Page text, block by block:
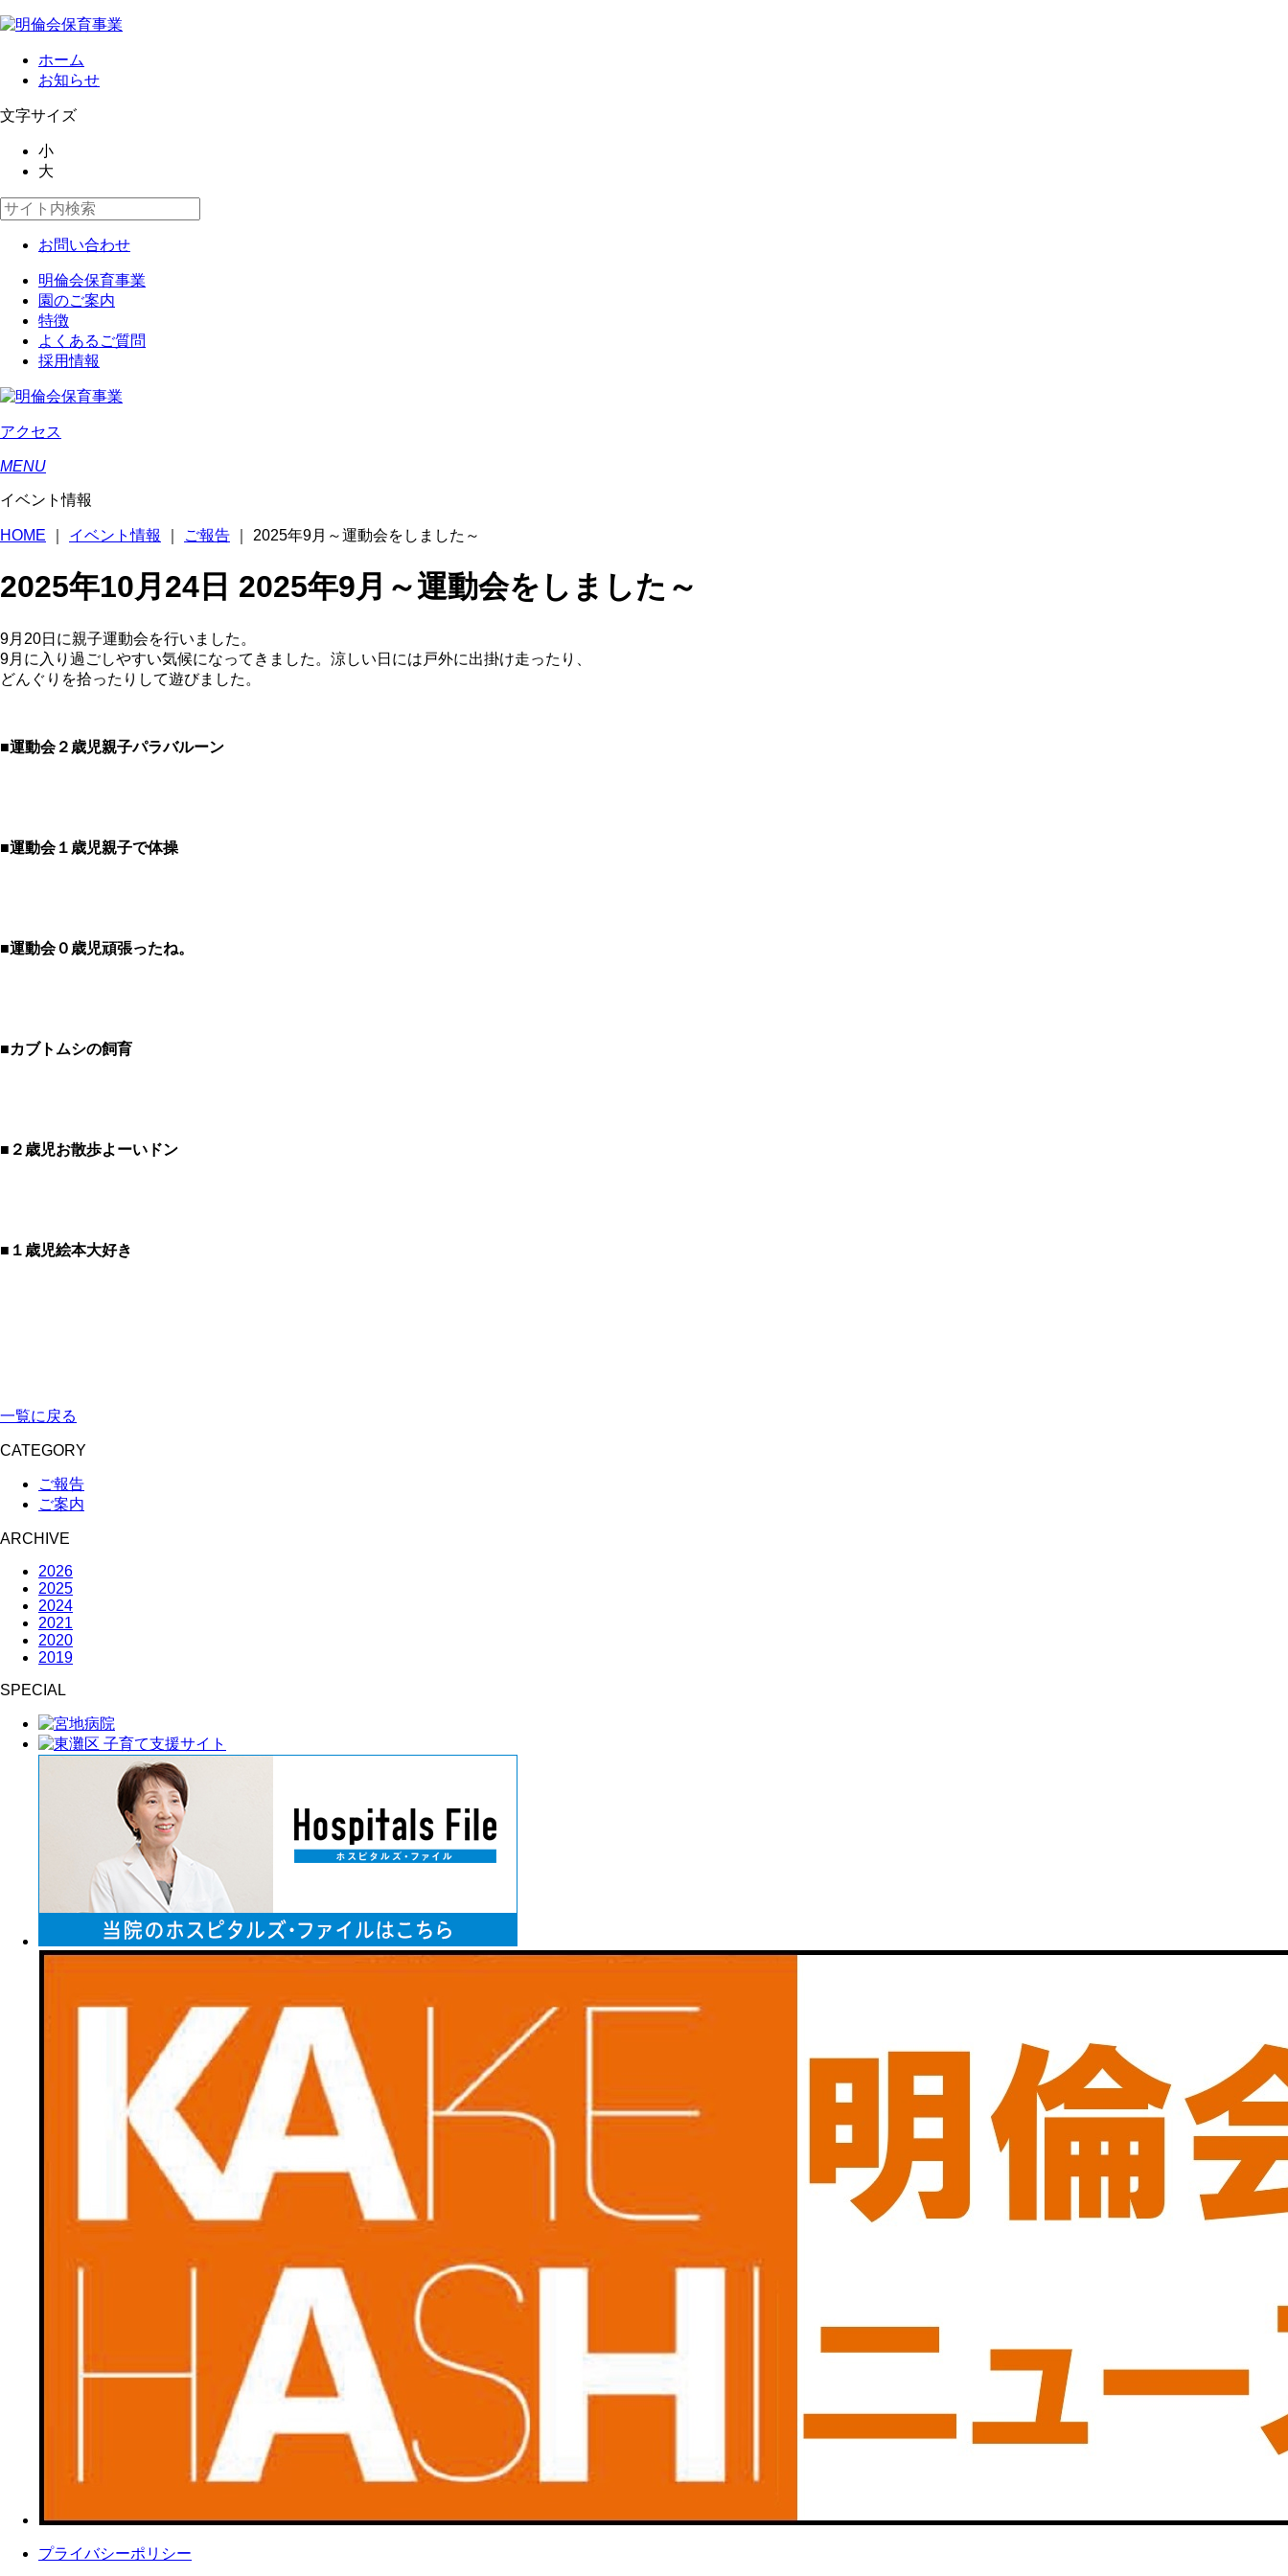
ホーム
お知らせ
文字サイズ
小
大
お問い合わせ
明倫会保育事業
園のご案内
特徴
よくあるご質問
採用情報
アクセス
MENU
イベント情報
HOME イベント情報 ご報告 2025年9月～運動会をしました～
2025年10月24日 2025年9月～運動会をしました～
9月20日に親子運動会を行いました。
9月に入り過ごしやすい気候になってきました。涼しい日には戸外に出掛け走ったり、
どんぐりを拾ったりして遊びました。
■運動会２歳児親子パラバルーン
■運動会１歳児親子で体操
■運動会０歳児頑張ったね。
■カブトムシの飼育
■２歳児お散歩よーいドン
■１歳児絵本大好き
一覧に戻る
CATEGORY
ご報告
ご案内
ARCHIVE
2026
2025
2024
2021
2020
2019
SPECIAL
プライバシーポリシー